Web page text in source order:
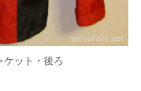
ケット・後ろ